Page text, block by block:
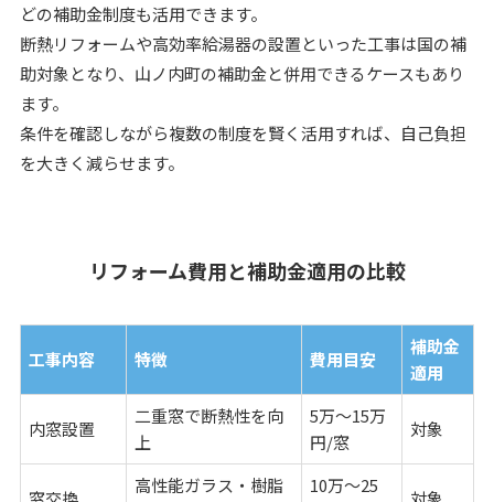
どの補助金制度も活用できます。
断熱リフォームや高効率給湯器の設置といった工事は国の補
助対象となり、山ノ内町の補助金と併用できるケースもあり
ます。
条件を確認しながら複数の制度を賢く活用すれば、自己負担
を大きく減らせます。
リフォーム費用と補助金適用の比較
工事内容 特徴 費用目安
補助金
適用
内窓設置
二重窓で断熱性を向
上
5万～15万
円/窓
対象
高性能ガラス・樹脂
10万～25